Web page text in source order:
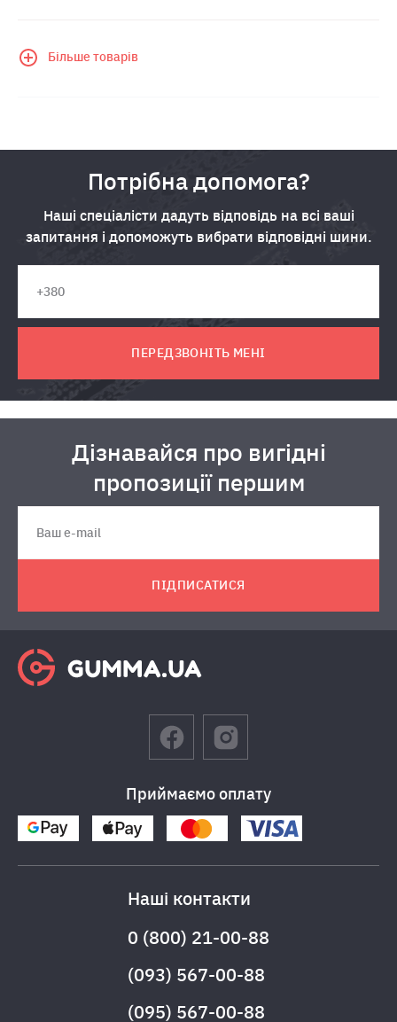
Більше товарів
Потрібна допомога?
Наші спеціалісти дадуть відповідь на всі ваші
запитання і допоможуть вибрати відповідні шини.
ПЕРЕДЗВОНІТЬ МЕНІ
Дізнавайся про вигідні
пропозиції першим
ПІДПИСАТИСЯ
Приймаємо оплату
Наші контакти
0 (800) 21-00-88
(093) 567-00-88
(095) 567-00-88